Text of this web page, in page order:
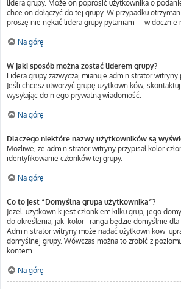
lidera grupy. Może on poprosić użytkownika o
chce on dołączyć do tej grupy. W przypadku
proszę nie nękać lidera grupy pytaniami – widocznie
Na górę
W jaki sposób można zostać liderem grupy?
Lidera grupy zazwyczaj mianuje administrator witryny
Jeśli chcesz utworzyć grupę użytkowników,
wysyłając do niego prywatną wiadomość.
Na górę
Dlaczego niektóre nazwy użytkowników są
Możliwe, że administrator witryny przypisał kolor
identyfikowanie członków tej grupy.
Na górę
Co to jest “Domyślna grupa użytkownika”?
Jeżeli użytkownik jest członkiem kilku grup, jego
do określenia, jaki kolor i ranga będzie domyślnie
Administrator witryny może nadać użytkownikowi
domyślnej grupy. Wówczas można to zrobić z
kontem.
Na górę